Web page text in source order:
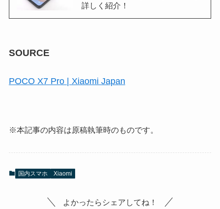
詳しく紹介！
SOURCE
POCO X7 Pro | Xiaomi Japan
※本記事の内容は原稿執筆時のものです。
国内スマホ Xiaomi
よかったらシェアしてね！